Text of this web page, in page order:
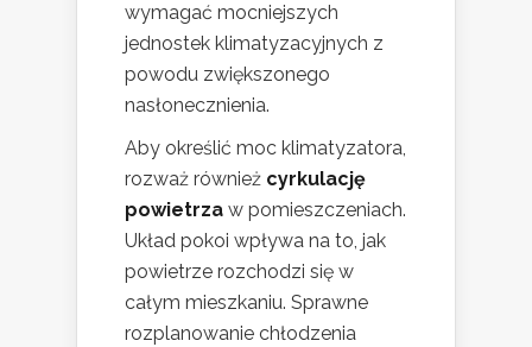
wymagać mocniejszych
jednostek klimatyzacyjnych z
powodu zwiększonego
nasłonecznienia.
Aby określić moc klimatyzatora,
rozważ również cyrkulację
powietrza w pomieszczeniach.
Układ pokoi wpływa na to, jak
powietrze rozchodzi się w
całym mieszkaniu. Sprawne
rozplanowanie chłodzenia